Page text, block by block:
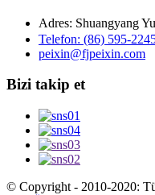
Adres: Shuangyang
Telefon: (86) 595-
peixin@fjpeixin.com
Bizi takip et
© Copyright - 2010-2020: